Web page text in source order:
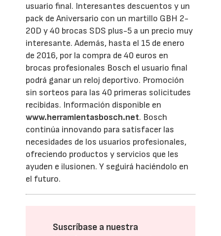
usuario final. Interesantes descuentos y un
pack de Aniversario con un martillo GBH 2-
20D y 40 brocas SDS plus-5 a un precio muy
interesante. Además, hasta el 15 de enero
de 2016, por la compra de 40 euros en
brocas profesionales Bosch el usuario final
podrá ganar un reloj deportivo. Promoción
sin sorteos para las 40 primeras solicitudes
recibidas. Información disponible en
www.herramientasbosch.net. Bosch
continúa innovando para satisfacer las
necesidades de los usuarios profesionales,
ofreciendo productos y servicios que les
ayuden e ilusionen. Y seguirá haciéndolo en
el futuro.
Suscríbase a nuestra